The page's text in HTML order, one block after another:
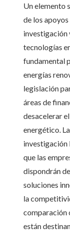
Un elemento
de los
investigación
tecnologías
fundamental
energías
legislación
áreas de
desacelerar
energético.
investigación
que las
dispondrán
soluciones
la
comparación
están